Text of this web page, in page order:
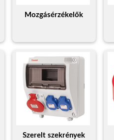
Mozgásérzékelők
Szerelt szekrények